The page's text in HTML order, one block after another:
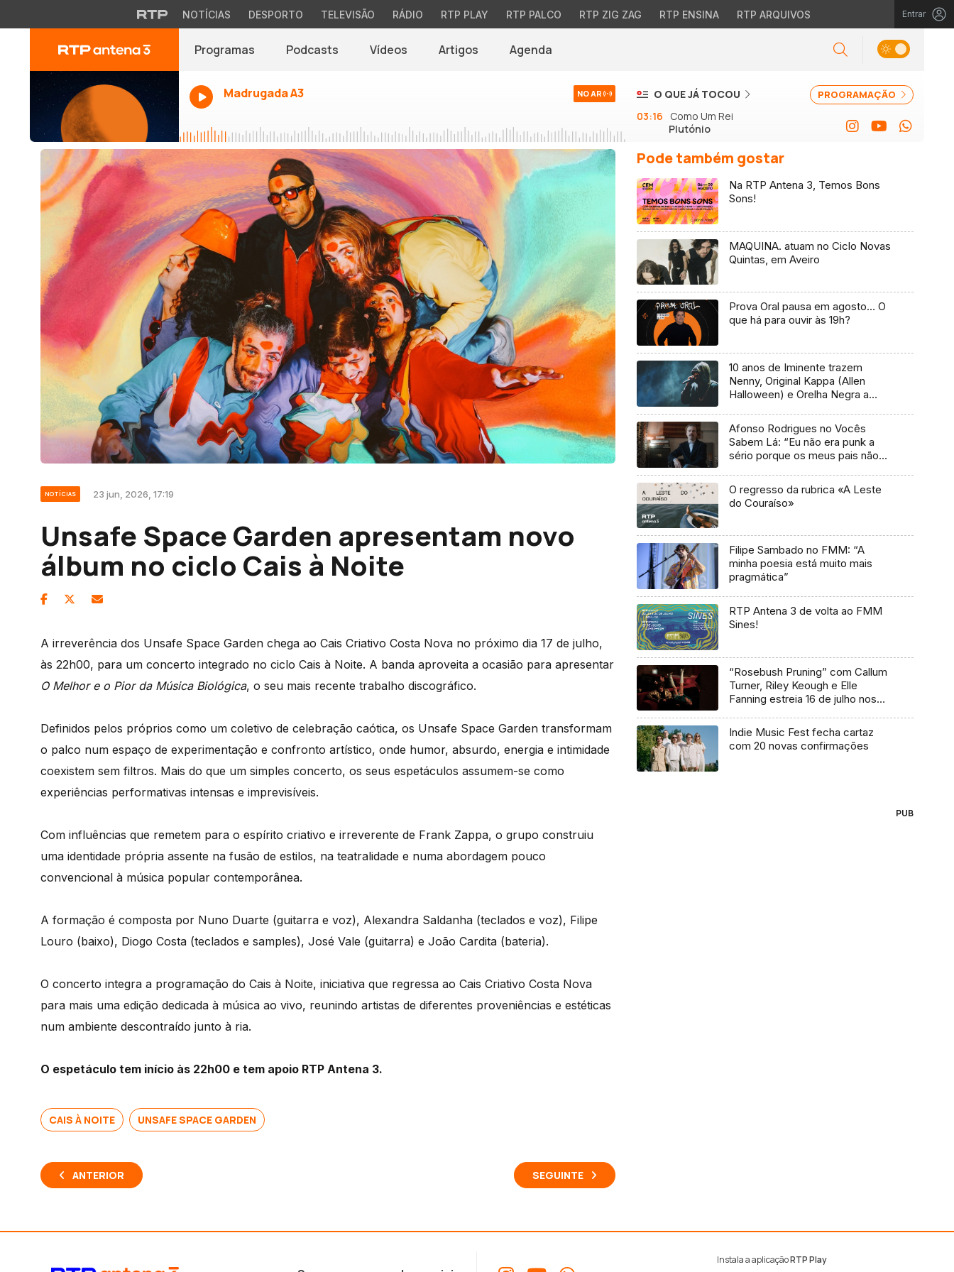
NOTÍCIAS DESPORTO TELEVISÃO RÁDIO RTP PLAY RTP PALCO RTP ZIG ZAG RTP ENSINA RTP ARQUIVOS Entrar
Programas Podcasts Vídeos Artigos Agenda
Madrugada A3 NO AR PROGRAMAÇÃO
O QUE JÁ TOCOU
03:16
Como Um Rei
Plutónio
NOTÍCIAS 23 jun, 2026, 17:19
Unsafe Space Garden apresentam novo
álbum no ciclo Cais à Noite
A irreverência dos Unsafe Space Garden chega ao Cais Criativo Costa Nova no próximo dia 17 de julho,
às 22h00, para um concerto integrado no ciclo Cais à Noite. A banda aproveita a ocasião para apresentar
O Melhor e o Pior da Música Biológica, o seu mais recente trabalho discográfico.
Definidos pelos próprios como um coletivo de celebração caótica, os Unsafe Space Garden transformam
o palco num espaço de experimentação e confronto artístico, onde humor, absurdo, energia e intimidade
coexistem sem filtros. Mais do que um simples concerto, os seus espetáculos assumem-se como
experiências performativas intensas e imprevisíveis.
Com influências que remetem para o espírito criativo e irreverente de Frank Zappa, o grupo construiu
uma identidade própria assente na fusão de estilos, na teatralidade e numa abordagem pouco
convencional à música popular contemporânea.
A formação é composta por Nuno Duarte (guitarra e voz), Alexandra Saldanha (teclados e voz), Filipe
Louro (baixo), Diogo Costa (teclados e samples), José Vale (guitarra) e João Cardita (bateria).
O concerto integra a programação do Cais à Noite, iniciativa que regressa ao Cais Criativo Costa Nova
para mais uma edição dedicada à música ao vivo, reunindo artistas de diferentes proveniências e estéticas
num ambiente descontraído junto à ria.
O espetáculo tem início às 22h00 e tem apoio RTP Antena 3.
CAIS À NOITE UNSAFE SPACE GARDEN
ANTERIOR SEGUINTE
Pode também gostar
Na RTP Antena 3, Temos Bons
Sons!
MAQUINA. atuam no Ciclo Novas
Quintas, em Aveiro
Prova Oral pausa em agosto… O
que há para ouvir às 19h?
10 anos de Iminente trazem
Nenny, Original Kappa (Allen
Halloween) e Orelha Negra a
Afonso Rodrigues no Vocês
Sabem Lá: “Eu não era punk a
sério porque os meus pais não
O regresso da rubrica «A Leste
do Couraíso»
Filipe Sambado no FMM: “A
minha poesia está muito mais
pragmática”
RTP Antena 3 de volta ao FMM
Sines!
“Rosebush Pruning” com Callum
Turner, Riley Keough e Elle
Fanning estreia 16 de julho nos
Indie Music Fest fecha cartaz
com 20 novas confirmações
PUB
Instala a aplicaçãoRTP Play